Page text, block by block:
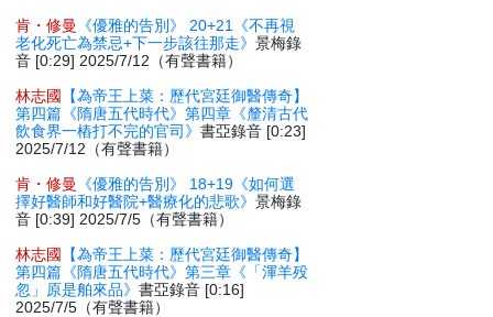
肯・修曼
《優雅的告別》 20+21《不再視
老化死亡為禁忌+下一步該往那走》景梅錄
音 [0:29] 2025/7/12（有聲書籍）
林志國
【為帝王上菜：歷代宮廷御醫傳奇】
第四篇《隋唐五代時代》第四章《釐清古代
飲食界一樁打不完的官司》書亞錄音 [0:23]
2025/7/12（有聲書籍）
肯・修曼
《優雅的告別》 18+19《如何選
擇好醫師和好醫院+醫療化的悲歌》景梅錄
音 [0:39] 2025/7/5（有聲書籍）
林志國
【為帝王上菜：歷代宮廷御醫傳奇】
第四篇《隋唐五代時代》第三章《「渾羊殁
忽」原是舶來品》書亞錄音 [0:16]
2025/7/5（有聲書籍）